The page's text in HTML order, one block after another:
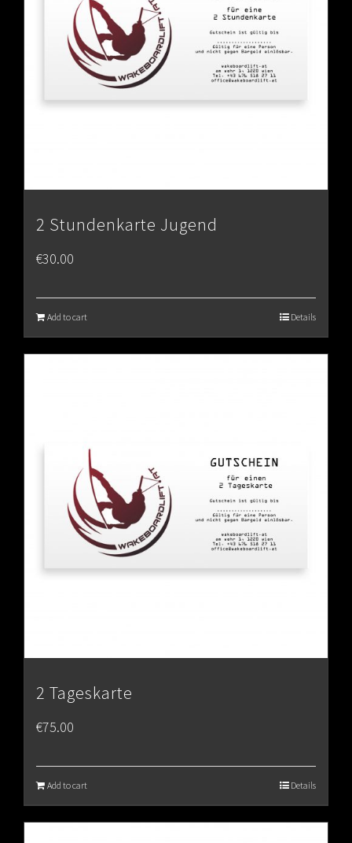
2 Stundenkarte Jugend
€30.00
Add to cart Details
2 Tageskarte
€75.00
Add to cart Details